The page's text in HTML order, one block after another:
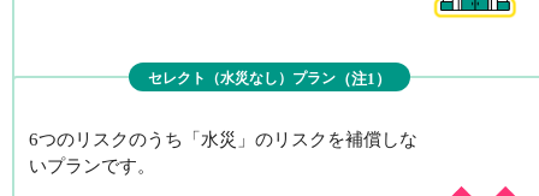
セレクト（水災なし）プラン （注1）
6つのリスクのうち「水災」のリスクを補償しな
いプランです。